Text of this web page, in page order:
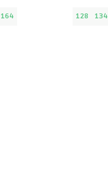
164 128 134